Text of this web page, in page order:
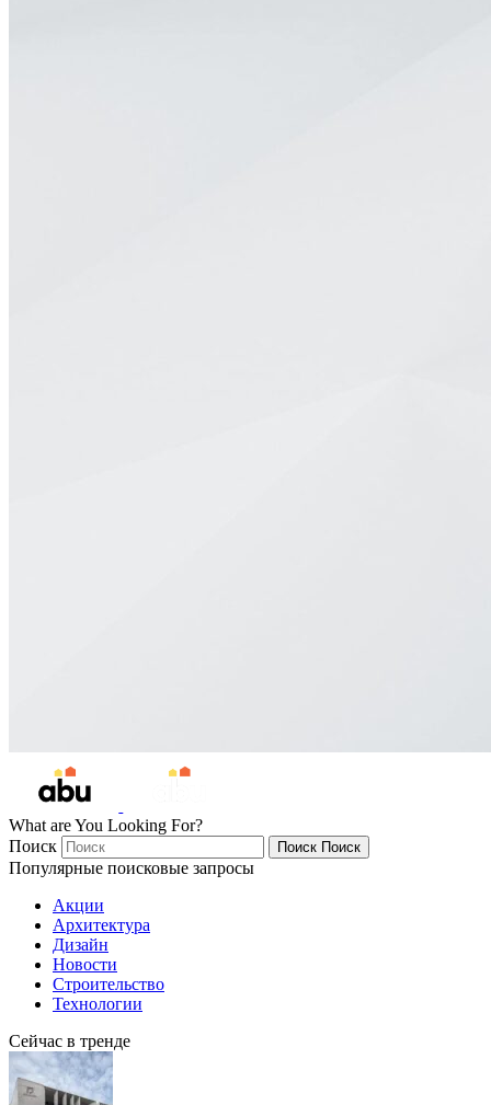
What are You Looking For?
Поиск
Поиск Поиск
Популярные поисковые запросы
Акции
Архитектура
Дизайн
Новости
Строительство
Технологии
Сейчас в тренде